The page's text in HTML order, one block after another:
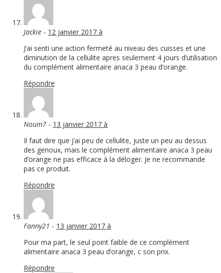
Jackie - 12 janvier 2017 à
J’ai senti une action fermeté au niveau des cuisses et une
diminution de la cellulite apres seulement 4 jours d’utilisation
du complément alimentaire anaca 3 peau d’orange.
Répondre
Noum7 - 13 janvier 2017 à
Il faut dire que j’ai peu de cellulite, juste un peu au dessus
des genoux, mais le complément alimentaire anaca 3 peau
d’orange ne pas efficace à la déloger. Je ne recommande
pas ce produit.
Répondre
Fanny21 - 13 janvier 2017 à
Pour ma part, le seul point faible de ce complément
alimentaire anaca 3 peau d’orange, c son prix.
Répondre